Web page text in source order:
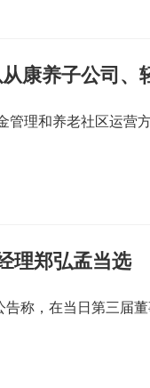
康养子公司、
管理和养老社区运营
理郑弘孟当选
称，在当日第三届